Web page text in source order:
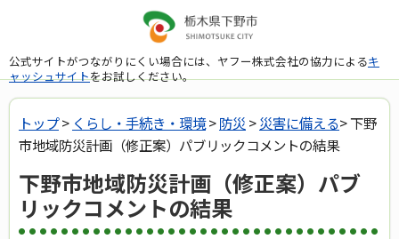
公式サイトがつながりにくい場合には、ヤフー株式会社の協力によるキ
ャッシュサイトをお試しください。
トップ> くらし・手続き・環境>防災 >災害に備える> 下野
市地域防災計画（修正案）パブリックコメントの結果
下野市地域防災計画（修正案）パブ
リックコメントの結果